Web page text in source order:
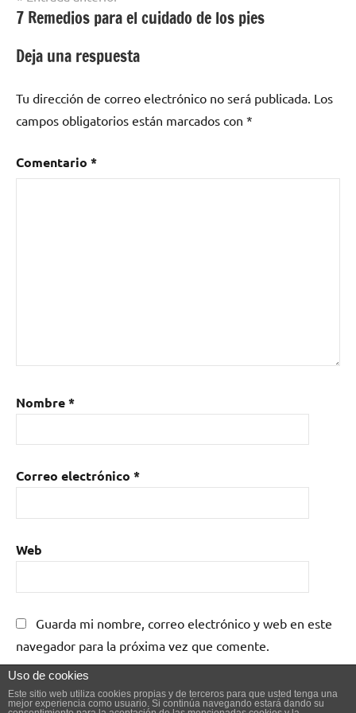
de
entradas
7 Remedios para el cuidado de los pies
Deja una respuesta
Tu dirección de correo electrónico no será publicada. Los
campos obligatorios están marcados con *
Comentario *
Nombre*
Correo electrónico *
Web
Guarda mi nombre, correo electrónico y web en este
navegador para la próxima vez que comente.
Uso de cookies
Este sitio web utiliza cookies propias y de terceros para que usted tenga una
mejor experiencia como usuario. Si continúa navegando estará dando su